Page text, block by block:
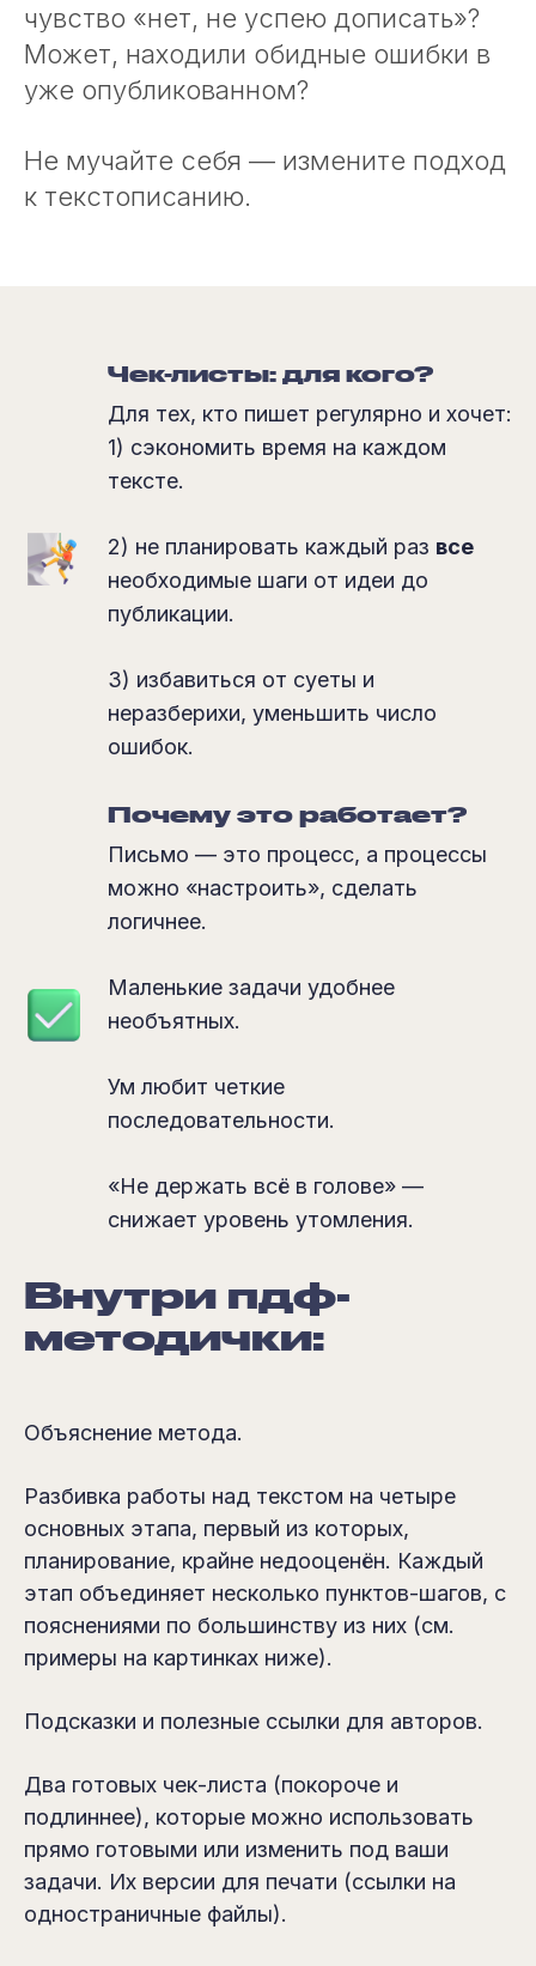
чувство «нет, не успею дописать»?
Может, находили обидные ошибки в
уже опубликованном?
Не мучайте себя — измените подход
к текстописанию.
Чек-листы: для кого?
Для тех, кто пишет регулярно и хочет:
1) сэкономить время на каждом
тексте.
2) не планировать каждый раз все
необходимые шаги от идеи до
публикации.
3) избавиться от суеты и
неразберихи, уменьшить число
ошибок.
Почему это работает?
Письмо — это процесс, а процессы
можно «настроить», сделать
логичнее.
Маленькие задачи удобнее
необъятных.
Ум любит четкие
последовательности.
«Не держать всё в голове» —
снижает уровень утомления.
Внутри пдф-
методички:
Объяснение метода.
Разбивка работы над текстом на четыре
основных этапа, первый из которых,
планирование, крайне недооценён. Каждый
этап объединяет несколько пунктов-шагов, с
пояснениями по большинству из них (см.
примеры на картинках ниже).
Подсказки и полезные ссылки для авторов.
Два готовых чек-листа (покороче и
подлиннее), которые можно использовать
прямо готовыми или изменить под ваши
задачи. Их версии для печати (ссылки на
одностраничные файлы).